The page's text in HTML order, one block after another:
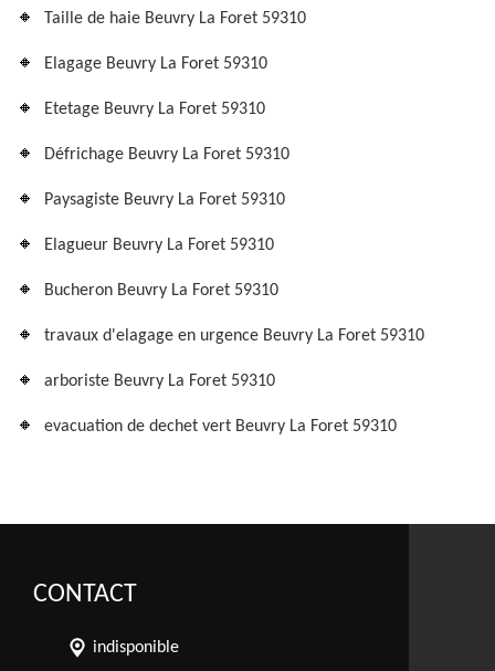
Taille de haie Beuvry La Foret 59310
Elagage Beuvry La Foret 59310
Etetage Beuvry La Foret 59310
Défrichage Beuvry La Foret 59310
Paysagiste Beuvry La Foret 59310
Elagueur Beuvry La Foret 59310
Bucheron Beuvry La Foret 59310
travaux d'elagage en urgence Beuvry La Foret 59310
arboriste Beuvry La Foret 59310
evacuation de dechet vert Beuvry La Foret 59310
CONTACT
indisponible